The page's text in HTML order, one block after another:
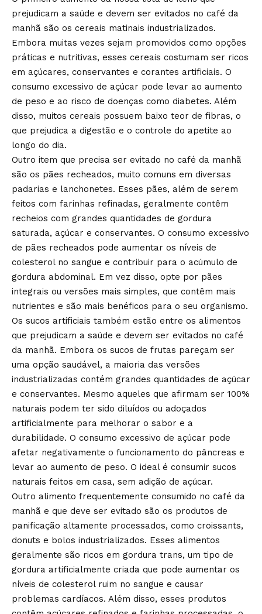
prejudicam a saúde e devem ser evitados no café da
manhã são os cereais matinais industrializados.
Embora muitas vezes sejam promovidos como opções
práticas e nutritivas, esses cereais costumam ser ricos
em açúcares, conservantes e corantes artificiais. O
consumo excessivo de açúcar pode levar ao aumento
de peso e ao risco de doenças como diabetes. Além
disso, muitos cereais possuem baixo teor de fibras, o
que prejudica a digestão e o controle do apetite ao
longo do dia.
Outro item que precisa ser evitado no café da manhã
são os pães recheados, muito comuns em diversas
padarias e lanchonetes. Esses pães, além de serem
feitos com farinhas refinadas, geralmente contêm
recheios com grandes quantidades de gordura
saturada, açúcar e conservantes. O consumo excessivo
de pães recheados pode aumentar os níveis de
colesterol no sangue e contribuir para o acúmulo de
gordura abdominal. Em vez disso, opte por pães
integrais ou versões mais simples, que contêm mais
nutrientes e são mais benéficos para o seu organismo.
Os sucos artificiais também estão entre os alimentos
que prejudicam a saúde e devem ser evitados no café
da manhã. Embora os sucos de frutas pareçam ser
uma opção saudável, a maioria das versões
industrializadas contém grandes quantidades de açúcar
e conservantes. Mesmo aqueles que afirmam ser 100%
naturais podem ter sido diluídos ou adoçados
artificialmente para melhorar o sabor e a
durabilidade. O consumo excessivo de açúcar pode
afetar negativamente o funcionamento do pâncreas e
levar ao aumento de peso. O ideal é consumir sucos
naturais feitos em casa, sem adição de açúcar.
Outro alimento frequentemente consumido no café da
manhã e que deve ser evitado são os produtos de
panificação altamente processados, como croissants,
donuts e bolos industrializados. Esses alimentos
geralmente são ricos em gordura trans, um tipo de
gordura artificialmente criada que pode aumentar os
níveis de colesterol ruim no sangue e causar
problemas cardíacos. Além disso, esses produtos